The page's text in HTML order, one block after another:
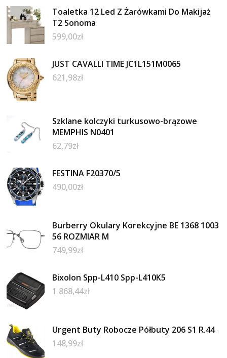
Toaletka 12 Led Z Żarówkami Do Makijaż
T2 Sonoma
599,00zł
JUST CAVALLI TIME JC1L151M0065
621,98zł
Szklane kolczyki turkusowo-brązowe
MEMPHIS N0401
62,79zł
FESTINA F20370/5
490,00zł
Burberry Okulary Korekcyjne BE 1368 1003
56 ROZMIAR M
749,99zł
Bixolon Spp-L410 Spp-L410K5
1 868,44zł
Urgent Buty Robocze Półbuty 206 S1 R.44
148,99zł